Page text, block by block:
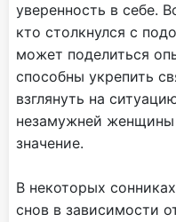
уверенность в себе.
кто столкнулся с
может поделиться
способны укрепить
взглянуть на
незамужней женщины
значение.
В некоторых
снов в зависимости